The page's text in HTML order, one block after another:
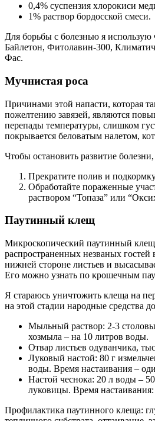
0,4% суспензия хлорокиси
1% раствор бордосской смеси.
Для борьбы с болезнью я
Байлетон, Фитолавин-300,
Фас.
Мучнистая роса
Причинами этой напасти, которая
пожелтению завязей, являются
перепады температуры, слишком
покрывается беловатым налетом,
Чтобы остановить развитие
Прекратите полив и
Обработайте пораженные
раствором “Топаза” или
Паутинный клещ
Микроскопический паутинный
распространенных незваных гостей
нижней стороне листьев и
Его можно узнать по крошечным
Я стараюсь уничтожить клеща на
на этой стадии народные средства
Мыльный раствор: 2-3
хозмыла – на 10 литров воды.
Отвар листьев одуванчика,
Луковый настой: 80 г
воды. Время настаивания –
Настой чеснока: 20 л воды –
луковицы. Время
Профилактика паутинного клеща: